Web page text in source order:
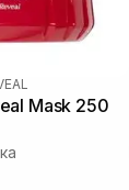
Mask 250